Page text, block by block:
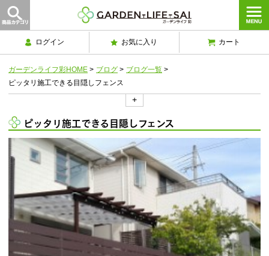
ログイン お気に入り カート
ガーデンライフ彩HOME > ブログ > ブログ一覧 >
ピッタリ施工できる目隠しフェンス
+
ピッタリ施工できる目隠しフェンス